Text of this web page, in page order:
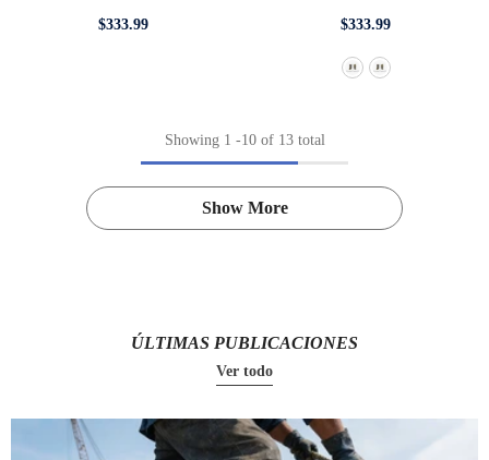
Impermeables ASTM F2413-18
$333.99
Impermeables ASTM F2413-18
Color Marrón
$333.99
Showing 1 -10of 13 total
Show More
ÚLTIMAS PUBLICACIONES
Ver todo